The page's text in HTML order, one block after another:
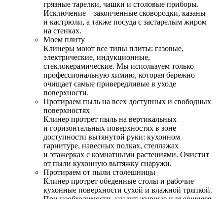
грязные тарелки, чашки и столовые приборы.
Исключение – закопченные сковородки, казаны
и кастрюли, а также посуда с застарелым жиром
на стенках.
Моем плиту
Клинеры моют все типы плиты: газовые,
электрические, индукционные,
стеклокерамические. Мы используем только
профессиональную химию, которая бережно
очищает самые привередливые в уходе
поверхности.
Протираем пыль на всех доступных и свободных
поверхностях
Клинер протрет пыль на вертикальных
и горизонтальных поверхностях в зоне
доступности вытянутой руки: кухонном
гарнитуре, навесных полках, стеллажах
и этажерках с комнатными растениями. Очистит
от пыли кухонную вытяжку снаружи.
Протираем от пыли столешницы
Клинер протрет обеденные столы и рабочие
кухонные поверхности сухой и влажной тряпкой.